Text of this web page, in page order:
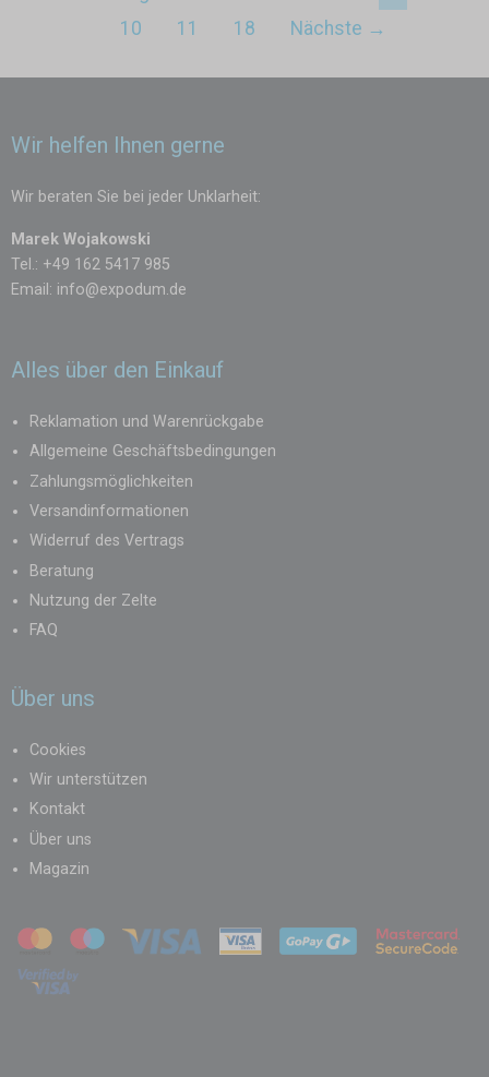
10
11 18 Nächste →
Wir helfen Ihnen gerne
Wir beraten Sie bei jeder Unklarheit:
Marek Wojakowski
Tel.: +49 162 5417 985
Email: info@expodum.de
Alles über den Einkauf
Reklamation und Warenrückgabe
Allgemeine Geschäftsbedingungen
Zahlungsmöglichkeiten
Versandinformationen
Widerruf des Vertrags
Beratung
Nutzung der Zelte
FAQ
Über uns
Cookies
Wir unterstützen
Kontakt
Über uns
Magazin